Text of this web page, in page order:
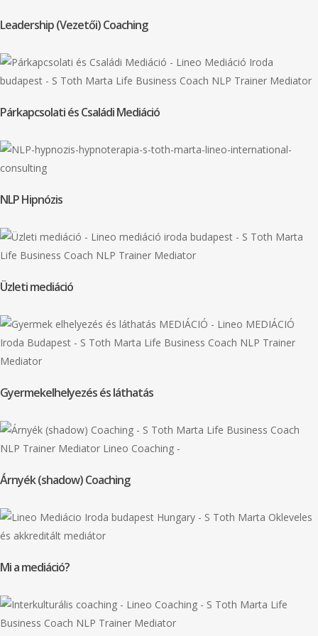
Leadership (Vezetői) Coaching
Párkapcsolati és Családi Mediáció
NLP Hipnózis
Üzleti mediáció
Gyermekelhelyezés és láthatás
Árnyék (shadow) Coaching
Mi a mediáció?